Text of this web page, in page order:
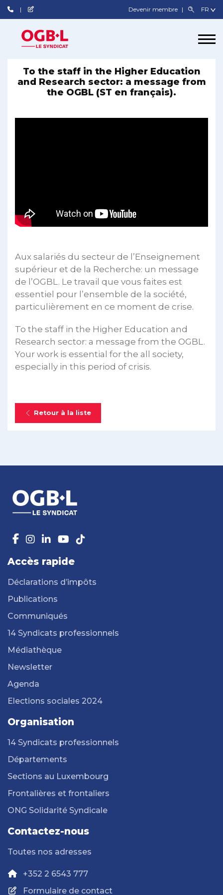
Devenir membre
To the staff in the Higher Education
and Research sector: a message from
the OGBL (ST en français).
Aux salariés du secteur de l’Enseignement
supérieur et de la Recherche: un message
de l’OGBL. Le travail que vous faites est
essentiel pour l’ensemble de la société,
particulièrement en ce moment de crise.
To the staff in the Higher Education and
Research sector: a message from the OGBL.
Your work is essential for the all society,
especially in this period of crisis.
Retour à la liste
Accès rapide
Déclarations d’impôts
Publications
Communiqués
14 Syndicats professionnels
Médiathèque
Newsletter
Agenda
Elections sociales 2024
Organisation
14 Syndicats professionnels
Départements
Sections au Luxembourg
Frontalières et frontaliers
ONG Solidarité Syndicale
Contactez-nous
Toutes nos adresses
+352 2 6543 777
Formulaire de contact